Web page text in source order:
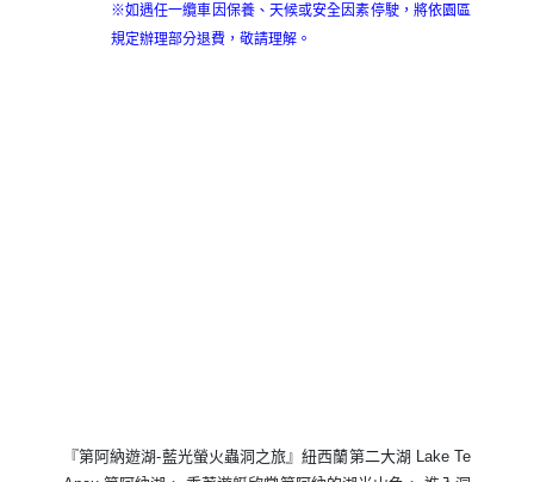
※如遇任一纜車因保養、天候或安全因素停駛，將依園區
規定辦理部分退費，敬請理解。
『第阿納遊湖-藍光螢火蟲洞之旅』紐西蘭第二大湖 Lake Te